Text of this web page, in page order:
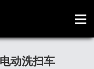
动洗扫车